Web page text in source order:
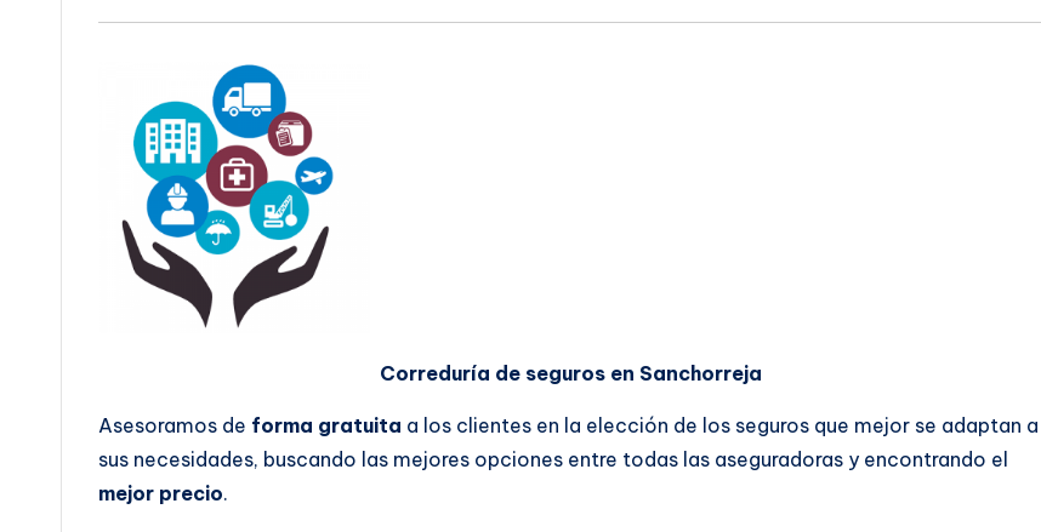
Correduría de seguros en Sanchorreja
Asesoramos de forma gratuita a los clientes en la elección de los seguros que mejor se adaptan a
sus necesidades, buscando las mejores opciones entre todas las aseguradoras y encontrando el
mejor precio.